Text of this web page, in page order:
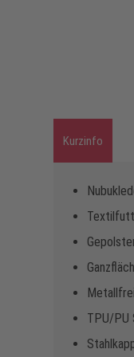
Kurzinfo
TPU/PU